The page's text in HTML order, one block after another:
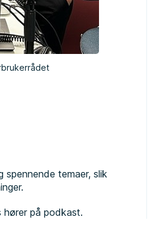
temaer, slik
hører på podkast.